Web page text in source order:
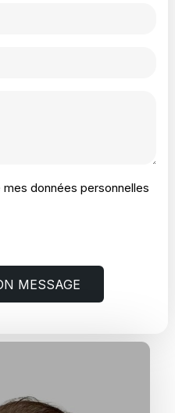
données personnelles
MESSAGE